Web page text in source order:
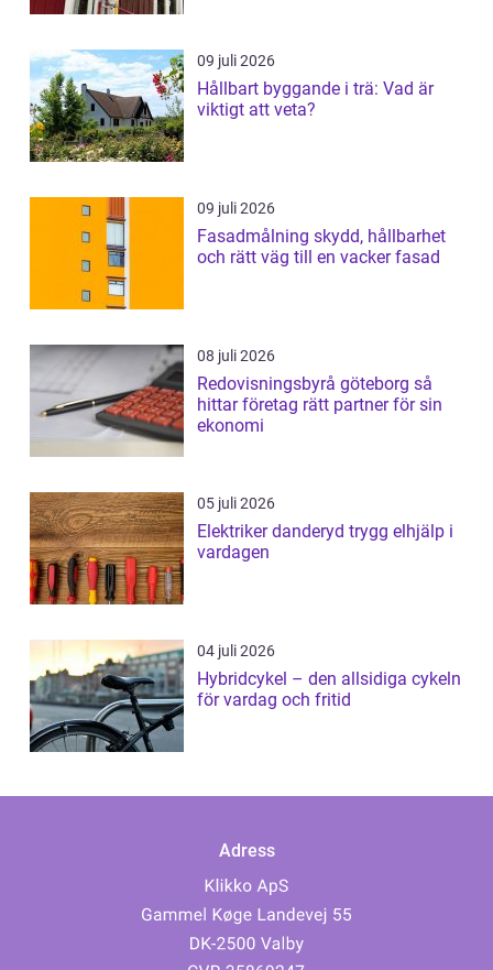
09 juli 2026
Hållbart byggande i trä: Vad är
viktigt att veta?
09 juli 2026
Fasadmålning skydd, hållbarhet
och rätt väg till en vacker fasad
08 juli 2026
Redovisningsbyrå göteborg så
hittar företag rätt partner för sin
ekonomi
05 juli 2026
Elektriker danderyd trygg elhjälp i
vardagen
04 juli 2026
Hybridcykel – den allsidiga cykeln
för vardag och fritid
Adress